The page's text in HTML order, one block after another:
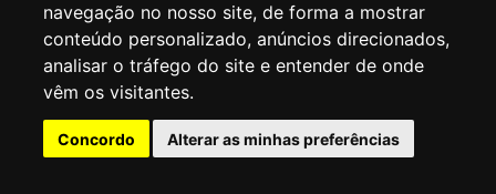
navegação no nosso site, de forma a mostrar
conteúdo personalizado, anúncios direcionados,
analisar o tráfego do site e entender de onde
vêm os visitantes.
Concordo Alterar as minhas preferências
SECRETARIA DE EDUCAÇÃO
Rua Claudino Barbosa, 313 - Macedo - Guarulhos/SP CEP 07113-040
Central de Atendimento: *55 11 2475-7300